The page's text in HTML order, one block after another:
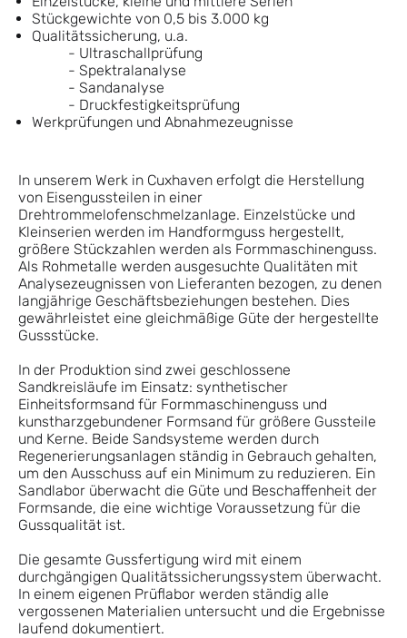
In unserem Werk in Cuxhaven erfolgt die Herstellung
von Eisengussteilen in einer
Drehtrommelofenschmelzanlage. Einzelstücke und
Kleinserien werden im Handformguss hergestellt,
größere Stückzahlen werden als Formmaschinenguss.
Als Rohmetalle werden ausgesuchte Qualitäten mit
Analysezeugnissen von Lieferanten bezogen, zu denen
langjährige Geschäftsbeziehungen bestehen. Dies
gewährleistet eine gleichmäßige Güte der hergestellte
Gussstücke.
In der Produktion sind zwei geschlossene
Sandkreisläufe im Einsatz: synthetischer
Einheitsformsand für Formmaschinenguss und
kunstharzgebundener Formsand für größere Gussteile
und Kerne. Beide Sandsysteme werden durch
Regenerierungsanlagen ständig in Gebrauch gehalten,
um den Ausschuss auf ein Minimum zu reduzieren. Ein
Sandlabor überwacht die Güte und Beschaffenheit der
Formsande, die eine wichtige Voraussetzung für die
Gussqualität ist.
Die gesamte Gussfertigung wird mit einem
durchgängigen Qualitätssicherungssystem überwacht.
In einem eigenen Prüflabor werden ständig alle
vergossenen Materialien untersucht und die Ergebnisse
laufend dokumentiert.
Stückgewichte von 0,5 bis 3.000 kg
Qualitätssicherung, u.a.
- Ultraschallprüfung
- Spektralanalyse
- Sandanalyse
- Druckfestigkeitsprüfung
Werkprüfungen und Abnahmezeugnisse